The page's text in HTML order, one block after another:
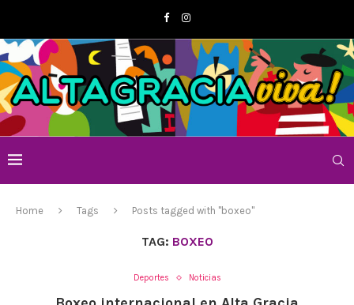
Home Tags Posts tagged with "boxeo"
TAG: BOXEO
Deportes Noticias